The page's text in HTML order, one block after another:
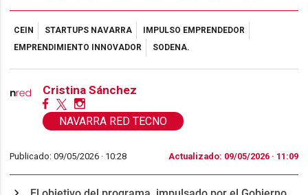
CEIN STARTUPS NAVARRA
IMPULSO EMPRENDEDOR
EMPRENDIMIENTO INNOVADOR
SODENA.
Cristina Sánchez
NAVARRA RED TECNO
Publicado: 09/05/2026 · 10:28 Actualizado: 09/05/2026 · 11:09